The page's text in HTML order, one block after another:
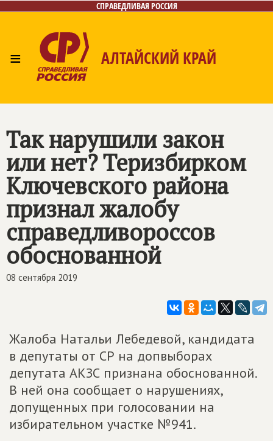
СПРАВЕДЛИВАЯ РОССИЯ
≡ АЛТАЙСКИЙ КРАЙ
Так нарушили закон
или нет? Теризбирком
Ключевского района
признал жалобу
справедливороссов
обоснованной
08 сентября 2019
Жалоба Натальи Лебедевой, кандидата
в депутаты от СР на допвыборах
депутата АКЗС признана обоснованной.
В ней она сообщает о нарушениях,
допущенных при голосовании на
избирательном участке №941.